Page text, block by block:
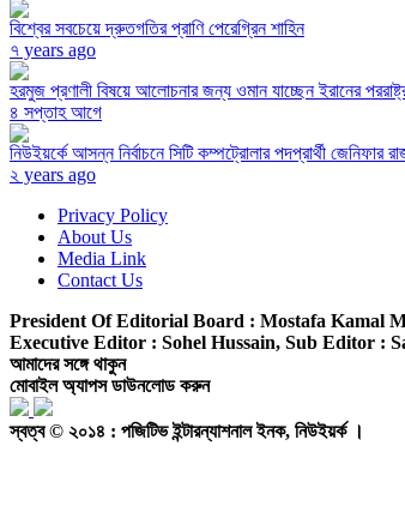
বিশ্বের সবচেয়ে দ্রুতগতির প্রাণি পেরেগ্রিন শাহিন
৭ years ago
হরমুজ প্রণালী বিষয়ে আলোচনার জন্য ওমান যাচ্ছেন ইরানের
৪ সপ্তাহ আগে
নিউইয়র্কে আসন্ন নির্বাচনে সিটি কম্পট্রোলার পদপ্রার্থী জেনিফার
২ years ago
Privacy Policy
About Us
Media Link
Contact Us
President Of Editorial Board : Mostafa Kamal
Executive Editor : Sohel Hussain, Sub Editor :
আমাদের সঙ্গে থাকুন
মোবাইল অ্যাপস ডাউনলোড করুন
স্বত্ব © ২০১৪ : পজিটিভ ইন্টারন্যাশনাল ইনক, নিউইয়র্ক ।